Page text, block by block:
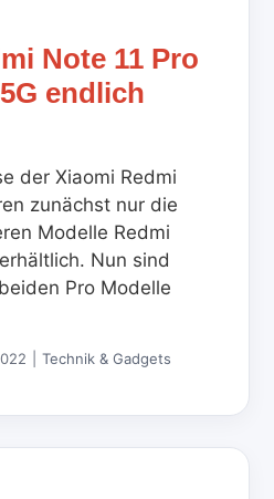
Note 11 Pro
endlich
der Xiaomi Redmi
zunächst nur die
Modelle Redmi
Nun sind
Pro Modelle
Technik & Gadgets